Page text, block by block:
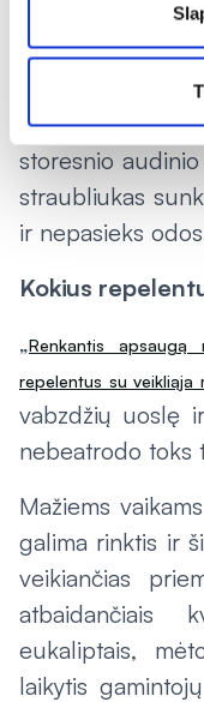
rekomenduoja
spalvų,
dengiančius
temstant
storesnio
straubliukas
ir nepasieks
Kokius
„Renkantis
repelentus su veikliąja
vabzdžių uoslę
nebeatrodo toks
Mažiems
galima rinktis ir
veikiančias
atbaidančiais
eukaliptais,
laikytis